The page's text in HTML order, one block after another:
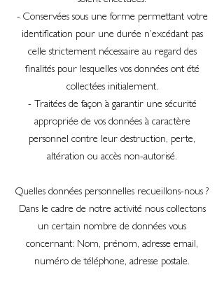
- Conservées sous une forme permettant votre
identification pour une durée n’excédant pas
celle strictement nécessaire au regard des
finalités pour lesquelles vos données ont été
collectées initialement.
- Traitées de façon à garantir une sécurité
appropriée de vos données à caractère
personnel contre leur destruction, perte,
altération ou accès non-autorisé.
Quelles données personnelles recueillons-nous ?
Dans le cadre de notre activité nous collectons
un certain nombre de données vous
concernant: Nom, prénom, adresse email,
numéro de téléphone, adresse postale.